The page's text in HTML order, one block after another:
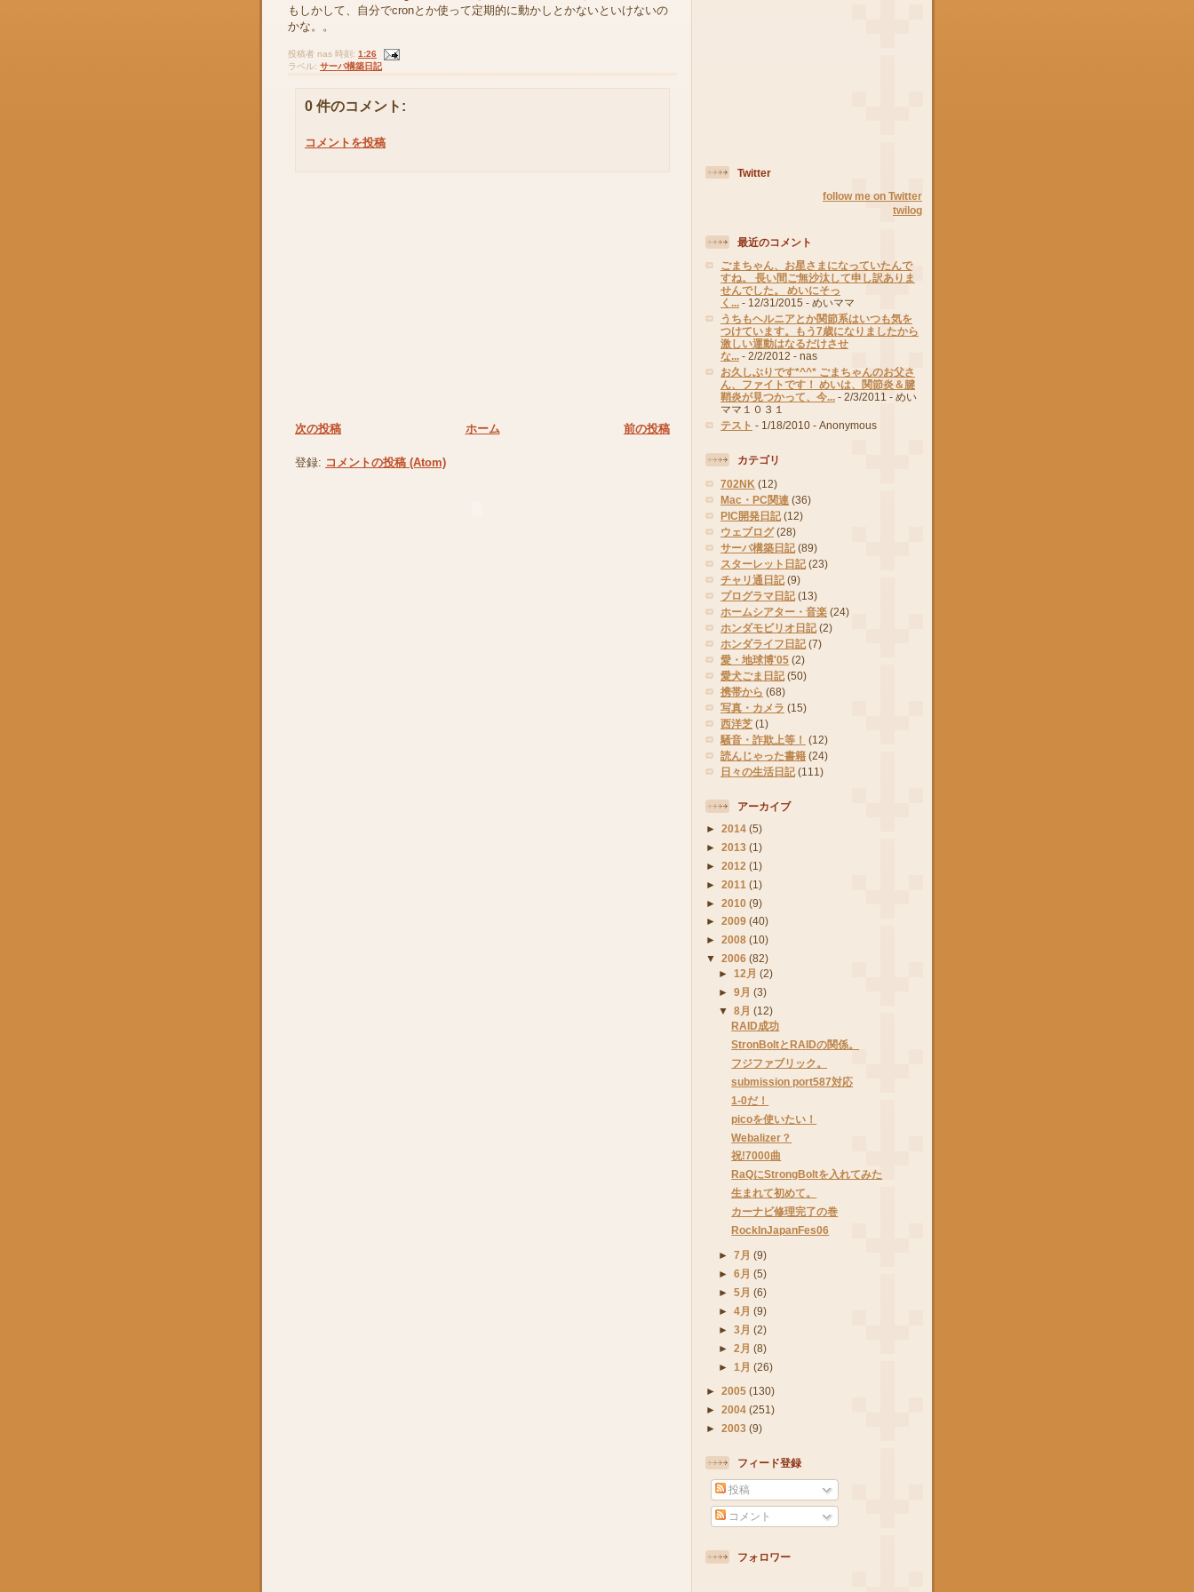
もしかして、自分でcronとか使って定期的に動かしとかないといけないの
かな。。
投稿者 nas 時刻: 1:26
ラベル: サーバ構築日記
0 件のコメント:
コメントを投稿
次の投稿 前の投稿
ホーム
登録: コメントの投稿 (Atom)
Twitter
follow me on Twitter
twilog
最近のコメント
ごまちゃん、お星さまになっていたんで
すね。 長い間ご無沙汰して申し訳ありま
せんでした。 めいにそっ
く... - 12/31/2015 - めいママ
うちもヘルニアとか関節系はいつも気を
つけています。もう7歳になりましたから
激しい運動はなるだけさせ
な... - 2/2/2012 - nas
お久しぶりです*^^* ごまちゃんのお父さ
ん、ファイトです！ めいは、関節炎＆腱
鞘炎が見つかって、今... - 2/3/2011 - めい
ママ１０３１
テスト - 1/18/2010 - Anonymous
カテゴリ
702NK (12)
Mac・PC関連 (36)
PIC開発日記 (12)
ウェブログ (28)
サーバ構築日記 (89)
スターレット日記 (23)
チャリ通日記 (9)
プログラマ日記 (13)
ホームシアター・音楽 (24)
ホンダモビリオ日記 (2)
ホンダライフ日記 (7)
愛・地球博'05 (2)
愛犬ごま日記 (50)
携帯から (68)
写真・カメラ (15)
西洋芝 (1)
騒音・詐欺上等！
(12)
読んじゃった書籍 (24)
日々の生活日記 (111)
アーカイブ
► 2014 (5)
► 2013 (1)
► 2012 (1)
► 2011 (1)
► 2010 (9)
► 2009 (40)
► 2008 (10)
▼ 2006 (82)
►12月(2)
►9月(3)
▼8月(12)
RAID成功
StronBoltとRAIDの関係。
フジファブリック。
submission port587対応
1‐0だ！
picoを使いたい！
Webalizer？
祝!7000曲
RaQにStrongBoltを入れてみた
生まれて初めて。
カーナビ修理完了の巻
RockInJapanFes06
►7月(9)
►6月(5)
►5月(6)
►4月(9)
►3月(2)
►2月(8)
►1月(26)
► 2005 (130)
► 2004 (251)
► 2003 (9)
フィード登録
投稿
コメント
フォロワー